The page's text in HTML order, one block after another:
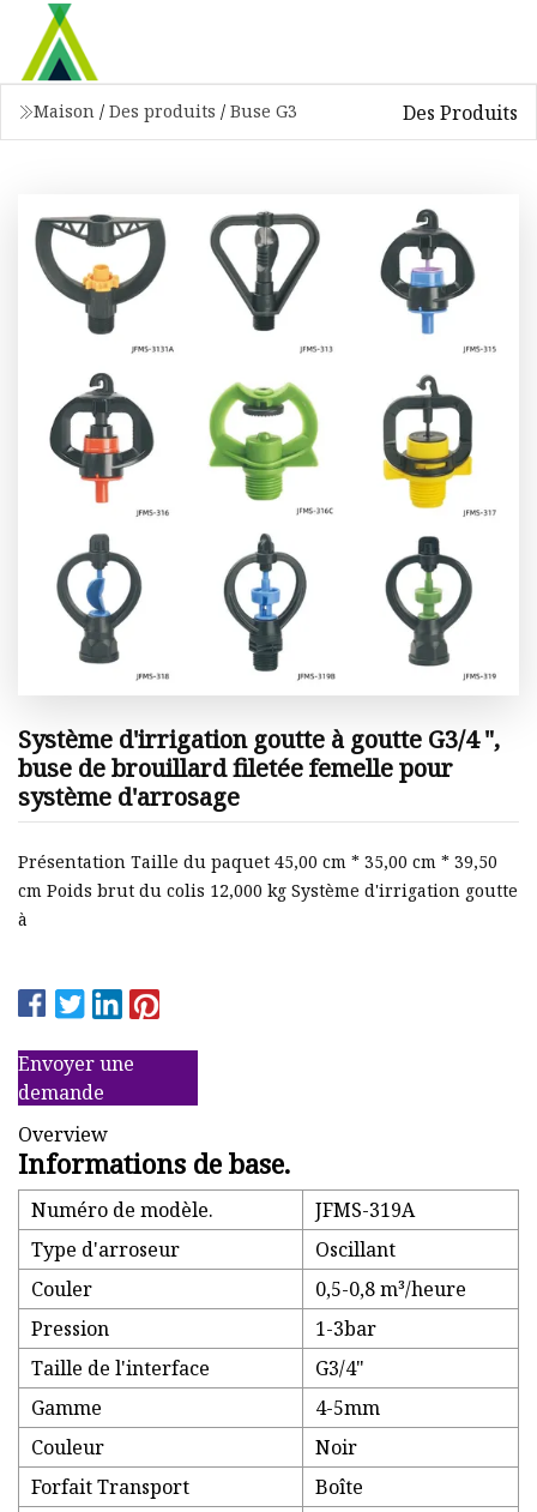
Maison / Des produits / Buse G3 Des Produits
Système d'irrigation goutte à goutte G3/4 ",
buse de brouillard filetée femelle pour
système d'arrosage
Présentation Taille du paquet 45,00 cm * 35,00 cm * 39,50
cm Poids brut du colis 12,000 kg Système d'irrigation goutte
à
Envoyer une
demande
Overview
Informations de base.
Numéro de modèle.
JFMS-319A
Type d'arroseur
Oscillant
Couler
0,5-0,8 m³/heure
Pression
1-3bar
Taille de l'interface
G3/4"
Gamme
4-5mm
Couleur
Noir
Forfait Transport
Boîte